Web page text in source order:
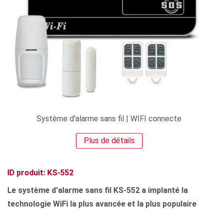
Système d'alarme sans fil | WIFI connecte
Plus de détails
ID produit: KS-552
Le système d'alarme sans fil KS-552 a implanté la
technologie WiFi la plus avancée et la plus populaire